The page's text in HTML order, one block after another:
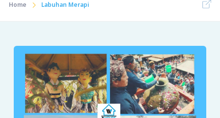
Home Labuhan Merapi